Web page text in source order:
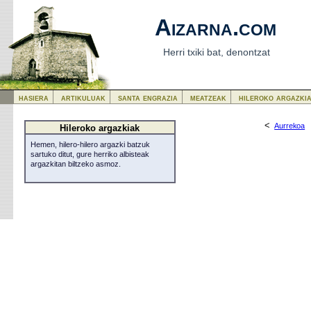
Aizarna.com
Herri txiki bat, denontzat
<Aurrekoa
Hileroko argazkiak
Hemen, hilero-hilero argazki batzuk
sartuko ditut, gure herriko albisteak
argazkitan biltzeko asmoz.
hasiera artikuluak santa engrazia meatzeak hileroko